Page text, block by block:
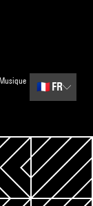
🇫🇷 FR